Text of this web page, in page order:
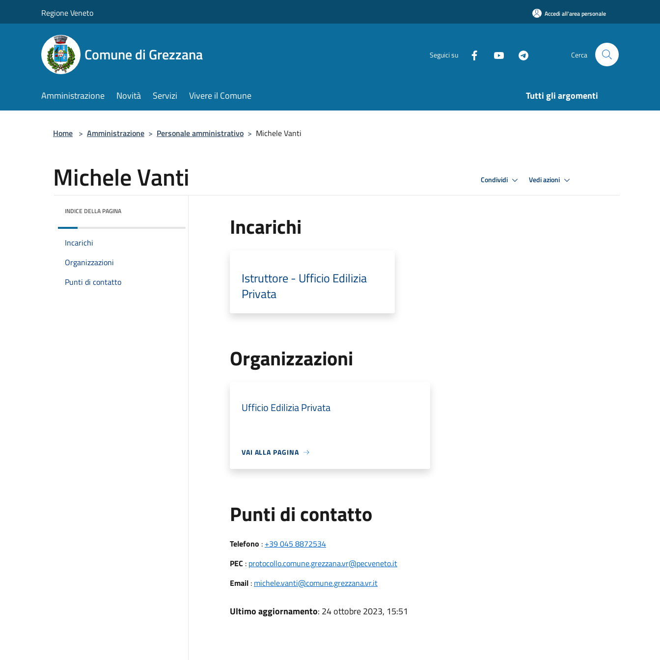
Regione Veneto Accedi all'area personale
Comune di Grezzana Seguici su Cerca
Amministrazione Novità Servizi Vivere il Comune Tutti gli argomenti
Home > Amministrazione > Personale amministrativo > Michele Vanti
Michele Vanti Condividi Vedi azioni
INDICE DELLA PAGINA
Incarichi
Organizzazioni
Punti di contatto
Incarichi
Istruttore - Ufficio Edilizia
Privata
Organizzazioni
Ufficio Edilizia Privata
VAI ALLA PAGINA
Punti di contatto
Telefono : +39 045 8872534
PEC : protocollo.comune.grezzana.vr@pecveneto.it
Email: michele.vanti@comune.grezzana.vr.it
Ultimo aggiornamento: 24 ottobre 2023, 15:51